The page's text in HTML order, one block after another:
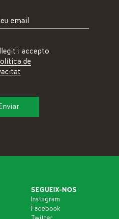
i accepto
de
SEGUEIX-NOS
Instagram
Facebook